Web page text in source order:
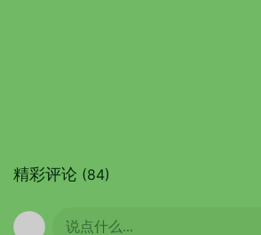
开在我心中，多年以后忆起，一
梦。。
精彩评论 (84)
说点什么...